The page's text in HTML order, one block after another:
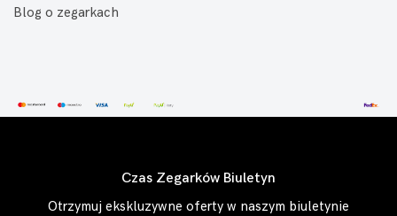
Blog o zegarkach
Czas Zegarków Biuletyn
Otrzymuj ekskluzywne oferty w naszym biuletynie